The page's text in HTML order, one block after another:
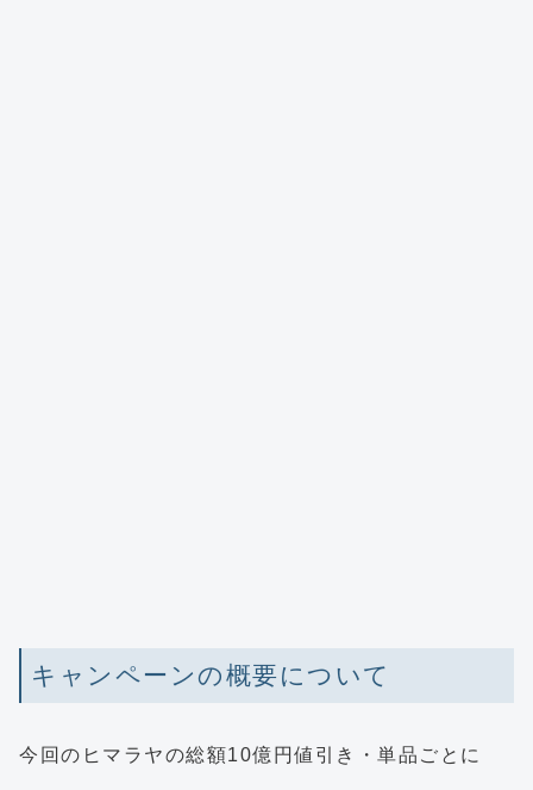
キャンペーンの概要について
今回のヒマラヤの総額10億円値引き・単品ごとに